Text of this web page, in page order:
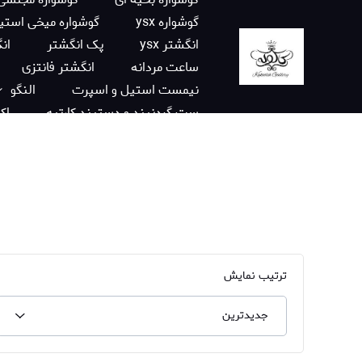
گوشواره ysx
گوشواره میخی
انگشتر ysx
پک انگشتر
ساعت مردانه
انگشتر فانتزی
نیمست استیل و اسپرت
النگو
ست گردنبند و دستبند کارتیه
ترتیب نمایش
جدیدترین